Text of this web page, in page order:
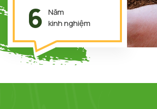
6 Năm
kinh nghiệm